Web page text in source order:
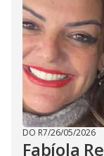
DO R7/26/05/2026
Fabíola